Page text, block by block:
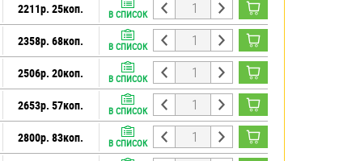
2211р. 25коп. В СПИСОК
2358р. 68коп. В СПИСОК
2506р. 20коп. В СПИСОК
2653р. 57коп. В СПИСОК
2800р. 83коп. В СПИСОК